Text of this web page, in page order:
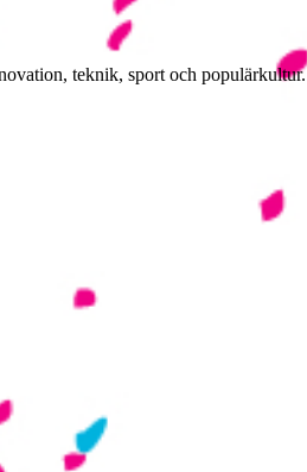
teknik, sport och populärkultur.